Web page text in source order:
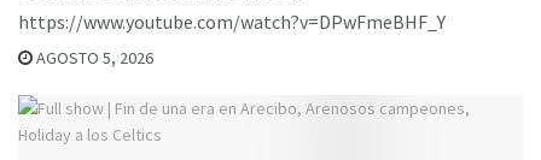
https://www.youtube.com/watch?v=DPwFmeBHF_Y
AGOSTO 5, 2026